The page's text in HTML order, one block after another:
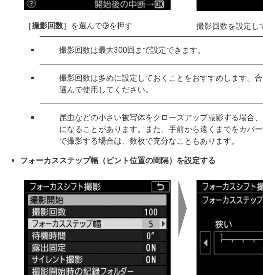
［撮影回数］を選んで2を押す 撮影回数を設定し
撮影回数は最大300回まで設定できます。
撮影回数は多めに設定しておくことをおすすめします。
選んで使用してください。
昆虫などの小さい被写体をクローズアップ撮影する場合
になることがあります。また、手前から遠くまでをカバ
で撮影する場合は、数枚で充分なこともあります。
フォーカスステップ幅（ピント位置の間隔）を設定する